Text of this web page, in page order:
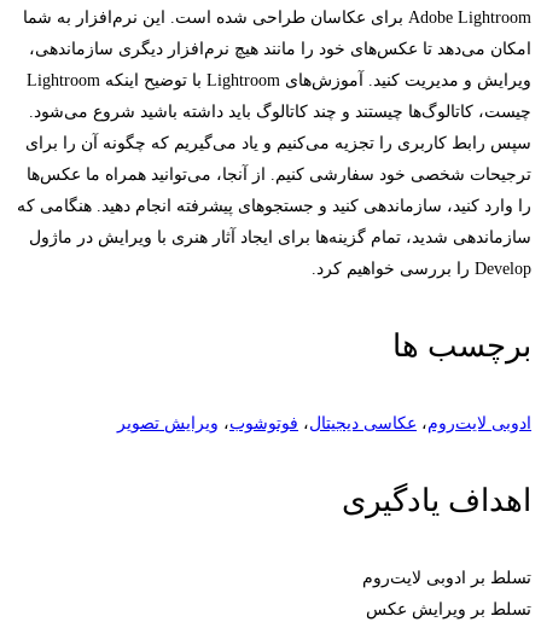
Adobe Lightroom برای عکاسان طراحی شده است. این نرم‌افزار به شما
امکان می‌دهد تا عکس‌های خود را مانند هیچ نرم‌افزار دیگری سازماندهی،
ویرایش و مدیریت کنید. آموزش‌های Lightroom با توضیح اینکه Lightroom
چیست، کاتالوگ‌ها چیستند و چند کاتالوگ باید داشته باشید شروع می‌شود.
سپس رابط کاربری را تجزیه می‌کنیم و یاد می‌گیریم که چگونه آن را برای
ترجیحات شخصی خود سفارشی کنیم. از آنجا، می‌توانید همراه ما عکس‌ها
را وارد کنید، سازماندهی کنید و جستجوهای پیشرفته انجام دهید. هنگامی که
سازماندهی شدید، تمام گزینه‌ها برای ایجاد آثار هنری با ویرایش در ماژول
Develop را بررسی خواهیم کرد.
برچسب ها
ادوبی لایت‌روم، عکاسی دیجیتال، فوتوشوب، ویرایش تصویر
اهداف یادگیری
تسلط بر ادوبی لایت‌روم
تسلط بر ویرایش عکس